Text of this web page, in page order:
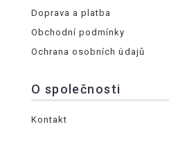
Doprava a platba
Obchodní podmínky
Ochrana osobních údajů
O společnosti
Kontakt